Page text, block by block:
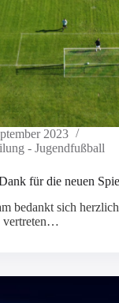
2023
- Jugendfußball
für die neuen
bedankt sich
vertreten…